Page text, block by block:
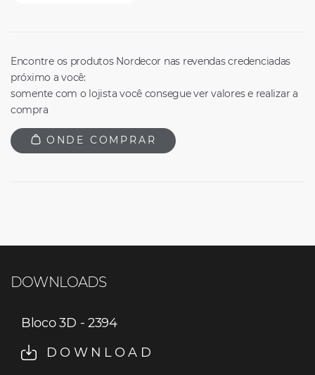
Encontre os produtos Nordecor nas revendas credenciadas
próximo a você:
somente com o lojista você consegue ver valores e realizar a
compra
ONDE COMPRAR
DOWNLOADS
Bloco 3D - 2394
DOWNLOAD